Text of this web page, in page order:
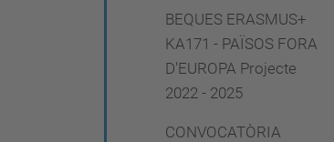
BEQUES ERASMUS+
KA171 - PAÏSOS FORA
D'EUROPA Projecte
2022 - 2025
CONVOCATÒRIA